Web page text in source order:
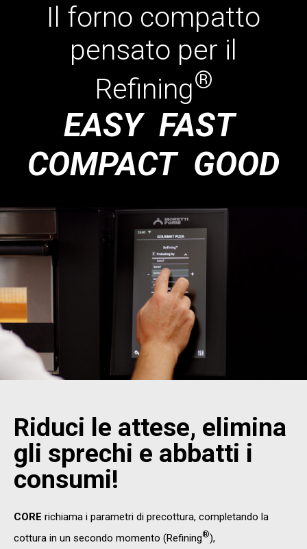
Il forno compatto
pensato per il
Refining®
EASY FAST
COMPACT GOOD
Riduci le attese, elimina
gli sprechi e abbatti i
consumi!
CORE richiama i parametri di precottura, completando la
cottura in un secondo momento (Refining®),